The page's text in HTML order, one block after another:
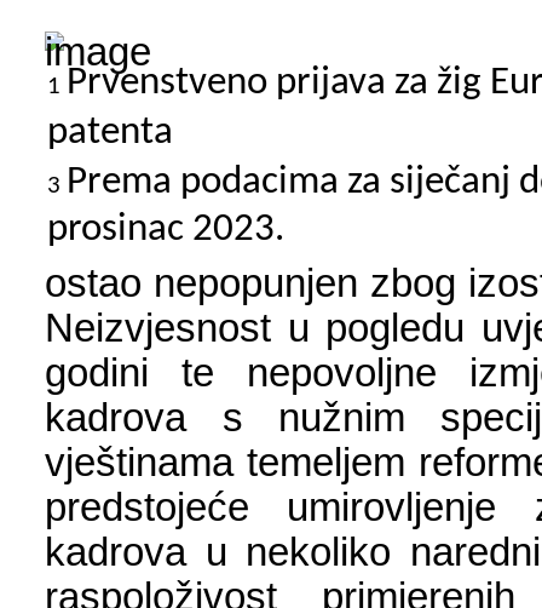
1 Prvenstveno prijava za žig
patenta
3 Prema podacima za siječanj
prosinac 2023.
ostao nepopunjen zbog
Neizvjesnost u pogledu
godini te nepovoljne
kadrova s nužnim
vještinama temeljem
predstojeće
kadrova u nekoliko
raspoloživost